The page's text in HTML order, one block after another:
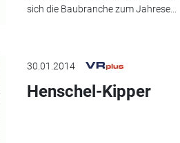
sich die Baubranche zum Jahrese...
30.01.2014
Henschel-Kipper